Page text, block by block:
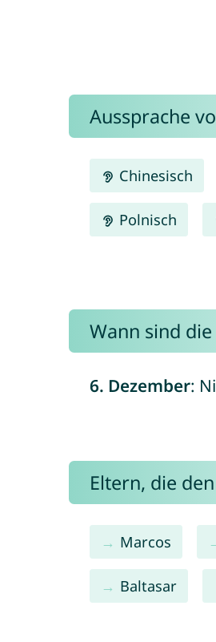
Aussprache
Chinesisch
Polnisch
Wann sind
6. Dezember:
Eltern, die
Marcos
Baltasar